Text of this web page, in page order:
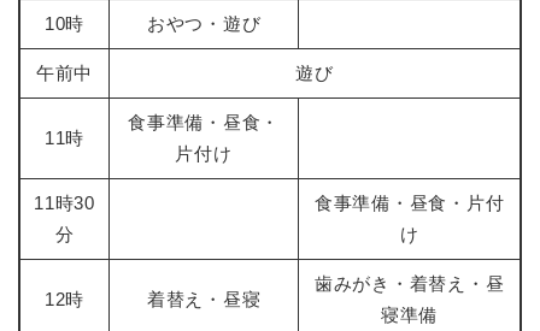
10時 おやつ・遊び
午前中 遊び
11時
食事準備・昼食・
片付け
11時30
分
食事準備・昼食・片付
け
12時 着替え・昼寝
歯みがき・着替え・昼
寝準備